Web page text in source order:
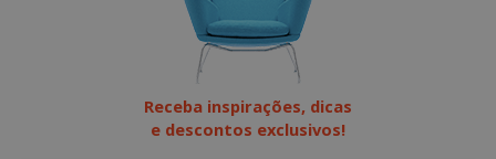
Receba inspirações, dicas
e descontos exclusivos!